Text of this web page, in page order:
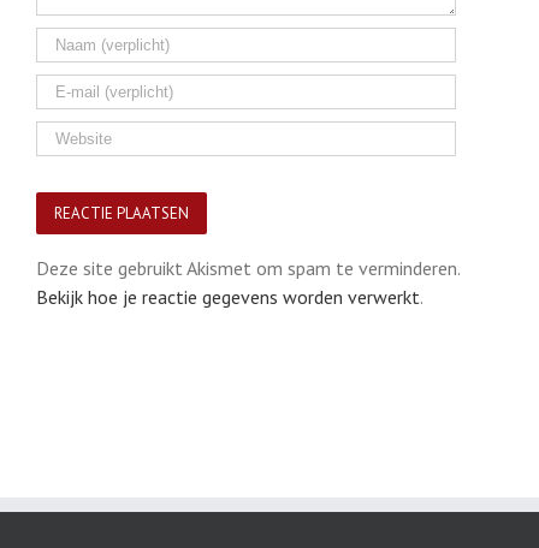
Deze site gebruikt Akismet om spam te verminderen.
Bekijk hoe je reactie gegevens worden verwerkt.